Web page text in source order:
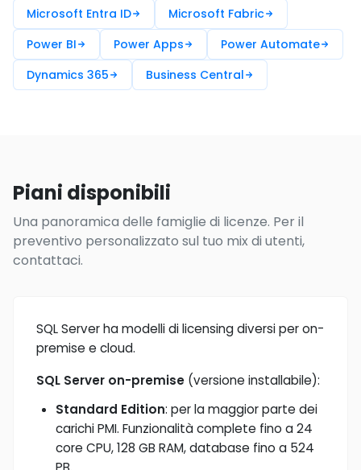
Microsoft Entra ID
Microsoft Fabric
Power BI
Power Apps
Power Automate
Dynamics 365
Business Central
Piani disponibili
Una panoramica delle famiglie di licenze. Per il
preventivo personalizzato sul tuo mix di utenti,
contattaci.
SQL Server ha modelli di licensing diversi per on-
premise e cloud.
SQL Server on-premise (versione installabile):
Standard Edition: per la maggior parte dei
carichi PMI. Funzionalità complete fino a 24
core CPU, 128 GB RAM, database fino a 524